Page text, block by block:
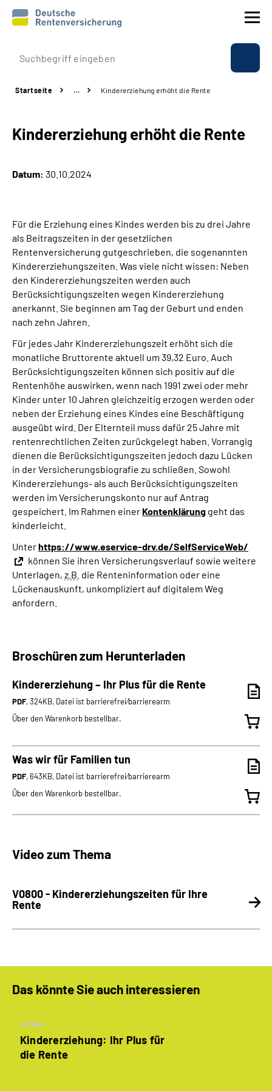
Prävention
Rente
Beratung & Kontakt
Über uns & Presse
Online-Services
Suche
Inhalte in Gebärdensprache (DGS)
Leichte Sprache
Mein Kundenportal
Startseite … Kindererziehung erhöht die Rente
Kindererziehung erhöht die Rente
Datum: 30.10.2024
Für die Erziehung eines Kindes werden bis zu drei Jahre
als Beitragszeiten in der gesetzlichen
Rentenversicherung gutgeschrieben, die sogenannten
Kindererziehungszeiten. Was viele nicht wissen: Neben
den Kindererziehungszeiten werden auch
Berücksichtigungszeiten wegen Kindererziehung
anerkannt. Sie beginnen am Tag der Geburt und enden
nach zehn Jahren.
Für jedes Jahr Kindererziehungszeit erhöht sich die
monatliche Bruttorente aktuell um 39,32 Euro. Auch
Berücksichtigungszeiten können sich positiv auf die
Rentenhöhe auswirken, wenn nach 1991 zwei oder mehr
Kinder unter 10 Jahren gleichzeitig erzogen werden oder
neben der Erziehung eines Kindes eine Beschäftigung
ausgeübt wird. Der Elternteil muss dafür 25 Jahre mit
rentenrechtlichen Zeiten zurückgelegt haben. Vorrangig
dienen die Berücksichtigungszeiten jedoch dazu Lücken
in der Versicherungsbiografie zu schließen. Sowohl
Kindererziehungs- als auch Berücksichtigungszeiten
werden im Versicherungskonto nur auf Antrag
gespeichert. Im Rahmen einer Kontenklärung geht das
kinderleicht.
Unterhttps://www.eservice-drv.de/SelfServiceWeb/
können Sie ihren Versicherungsverlauf sowie weitere
Unterlagen, z.B. die Renteninformation oder eine
Lückenauskunft, unkompliziert auf digitalem Weg
anfordern.
Broschüren zum Herunterladen
Kindererziehung – Ihr Plus für die Rente
PDF, 324KB, Datei ist barrierefrei⁄barrierearm
Über den Warenkorb bestellbar.
Was wir für Familien tun
PDF, 643KB, Datei ist barrierefrei⁄barrierearm
Über den Warenkorb bestellbar.
Video zum Thema
V0800 - Kindererziehungszeiten für Ihre
Rente
Das könnte Sie auch interessieren
Artikel
Kindererziehung: Ihr Plus für
die Rente